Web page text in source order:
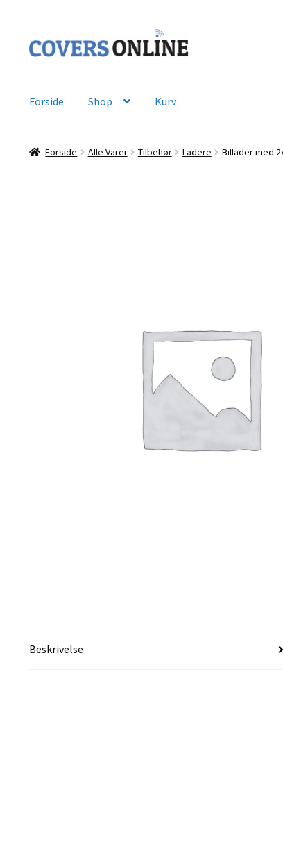
til
til
Forside Shop Kurv
Forside Alle Varer Tilbehør Ladere Billader med
Beskrivelse